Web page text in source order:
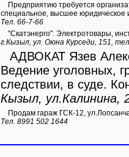
Предприятию требуется
специальное, высшее юридическое
Тел. 66-7-66
"Скатэнерго". Электротовары,
г.Кызыл, ул. Оюна Курседи, 151,
АДВОКАТ Язев
Ведение уголовных,
следствии, в суде.
Кызыл, ул.Калинина,
Продам гараж ГСК-12,
Тел. 8991 502 1644